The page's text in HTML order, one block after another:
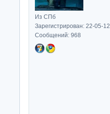
Из СПб
Зарегистрирован: 22-05-12
Сообщений: 968